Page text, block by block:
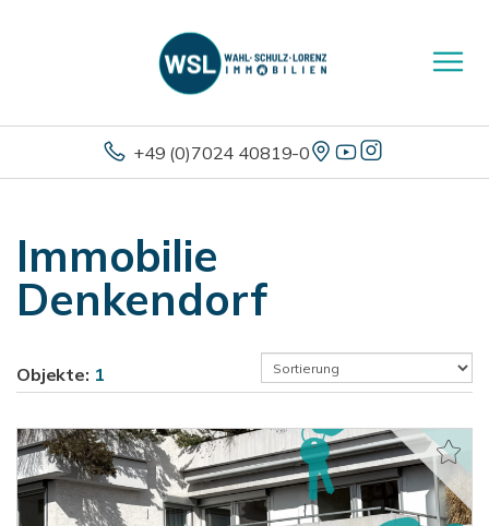
+49 (0)7024 40819-0
Immobilie
Denkendorf
Objekte: 1